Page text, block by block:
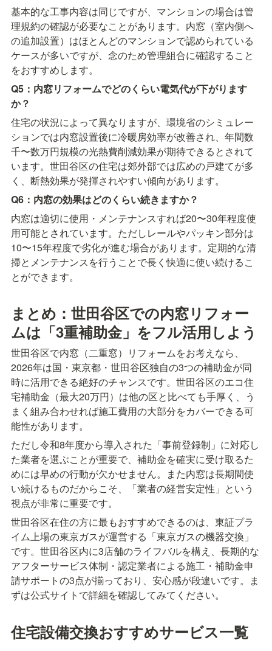
基本的な工事内容は同じですが、マンションの場合は管
理規約の確認が必要なことがあります。内窓（室内側へ
の追加設置）はほとんどのマンションで認められている
ケースが多いですが、念のため管理組合に確認すること
をおすすめします。
Q5：内窓リフォームでどのくらい電気代が下がります
か？
住宅の状況によって異なりますが、環境省のシミュレー
ションでは内窓設置後に冷暖房効率が改善され、年間数
千〜数万円規模の光熱費削減効果が期待できるとされて
います。世田谷区の住宅は郊外部では広めの戸建てが多
く、断熱効果が発揮されやすい傾向があります。
Q6：内窓の効果はどのくらい続きますか？
内窓は適切に使用・メンテナンスすれば20〜30年程度使
用可能とされています。ただしレールやパッキン部分は
10〜15年程度で劣化が進む場合があります。定期的な清
掃とメンテナンスを行うことで長く快適に使い続けるこ
とができます。
まとめ：世田谷区での内窓リフォー
ムは「3重補助金」をフル活用しよう
世田谷区で内窓（二重窓）リフォームをお考えなら、
2026年は国・東京都・世田谷区独自の3つの補助金が同
時に活用できる絶好のチャンスです。世田谷区のエコ住
宅補助金（最大20万円）は他の区と比べても手厚く、う
まく組み合わせれば施工費用の大部分をカバーできる可
能性があります。
ただし令和8年度から導入された「事前登録制」に対応し
た業者を選ぶことが重要で、補助金を確実に受け取るた
めには早めの行動が欠かせません。また内窓は長期間使
い続けるものだからこそ、「業者の経営安定性」という
視点が非常に重要です。
世田谷区在住の方に最もおすすめできるのは、東証プラ
イム上場の東京ガスが運営する「東京ガスの機器交換」
です。世田谷区内に3店舗のライフバルを構え、長期的な
アフターサービス体制・認定業者による施工・補助金申
請サポートの3点が揃っており、安心感が段違いです。ま
ずは公式サイトで詳細を確認してみてください。
住宅設備交換おすすめサービス一覧